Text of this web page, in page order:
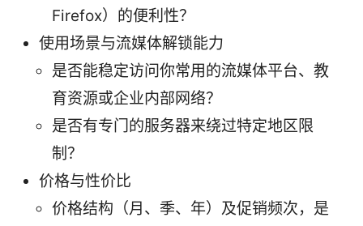
Firefox）的便利性？
使用场景与流媒体解锁能力
是否能稳定访问你常用的流媒体平台、教
育资源或企业内部网络？
是否有专门的服务器来绕过特定地区限
制？
价格与性价比
价格结构（月、季、年）及促销频次，是